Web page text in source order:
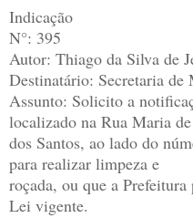
Indicação
N°: 395
Autor: Thiago da Silva de
Destinatário: Secretaria
Assunto: Solicito a
localizado na Rua Maria
dos Santos, ao lado do
para realizar limpeza e
roçada, ou que a
Lei vigente.